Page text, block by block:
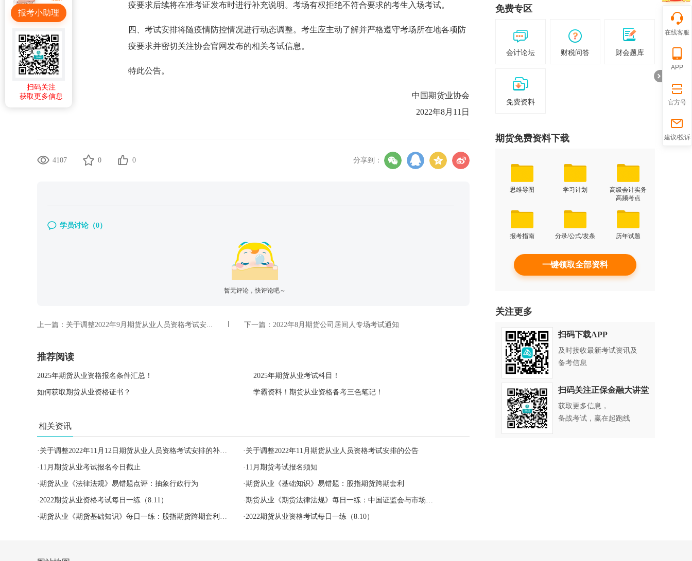
疫要求后续将在准考证发布时进行补充说明。考场有权拒绝不符合要求的考生入场考试。
四、考试安排将随疫情防控情况进行动态调整。考生应主动了解并严格遵守考场所在地各项防
疫要求并密切关注协会官网发布的相关考试信息。
特此公告。
中国期货业协会
2022年8月11日
4107 0 0 分享到：
学员讨论（0）
暂无评论，快评论吧～
上一篇： 关于调整2022年9月期货从业人员资格考试安... 下一篇： 2022年8月期货公司居间人专场考试通知
推荐阅读
2025年期货从业资格报名条件汇总！ 2025年期货从业考试科目！
如何获取期货从业资格证书？ 学霸资料！期货从业资格备考三色笔记！
相关资讯
· 关于调整2022年11月12日期货从业人员资格考试安排的补充公告 · 关于调整2022年11月期货从业人员资格考试安排的公告
· 11月期货从业考试报名今日截止 · 11月期货考试报名须知
·期货从业《法律法规》易错题点评：抽象行政行为 ·期货从业《基础知识》易错题：股指期货跨期套利
·2022期货从业资格考试每日一练（8.11） ·期货从业《期货法律法规》每日一练：中国证监会与市场主体之间的行政监管关系（2022.08.11）
·期货从业《期货基础知识》每日一练：股指期货跨期套利（2022.08.11） ·2022期货从业资格考试每日一练（8.10）
免费专区
会计论坛 财税问答 财会题库
免费资料
期货免费资料下载
思维导图 学习计划
高级会计实务
高频考点
报考指南 分录/公式/发条 历年试题
一键领取全部资料
关注更多
扫码下载APP
及时接收最新考试资讯及
备考信息
扫码关注正保金融大讲堂
获取更多信息，
备战考试，赢在起跑线
在线客服
APP
官方号
建议/投诉
报考小助理
扫码关注
获取更多信息